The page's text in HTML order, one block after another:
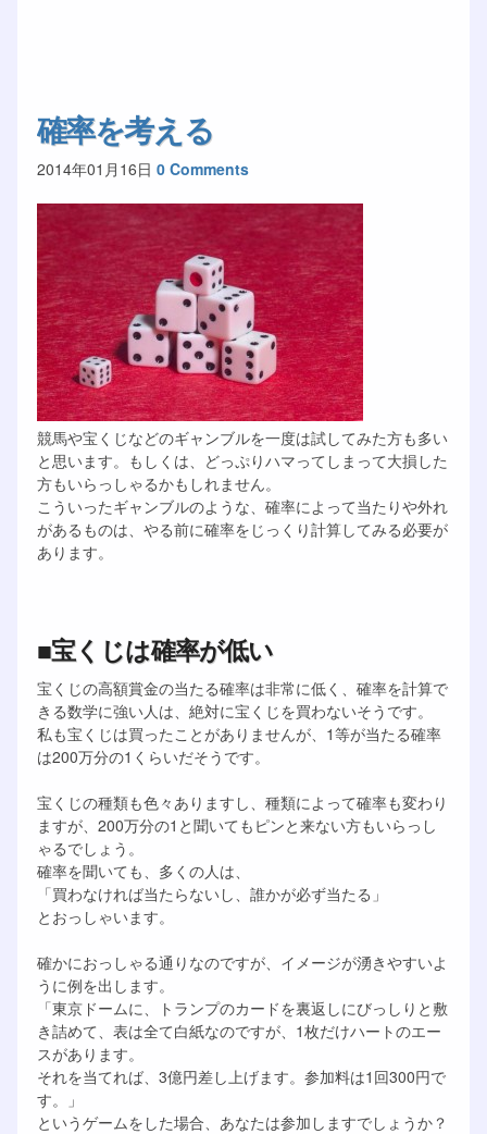
確率を考える
2014年01月16日 0 Comments
競馬や宝くじなどのギャンブルを一度は試してみた方も多い
と思います。もしくは、どっぷりハマってしまって大損した
方もいらっしゃるかもしれません。
こういったギャンブルのような、確率によって当たりや外れ
があるものは、やる前に確率をじっくり計算してみる必要が
あります。
■宝くじは確率が低い
宝くじの高額賞金の当たる確率は非常に低く、確率を計算で
きる数学に強い人は、絶対に宝くじを買わないそうです。
私も宝くじは買ったことがありませんが、1等が当たる確率
は200万分の1くらいだそうです。
宝くじの種類も色々ありますし、種類によって確率も変わり
ますが、200万分の1と聞いてもピンと来ない方もいらっし
ゃるでしょう。
確率を聞いても、多くの人は、
「買わなければ当たらないし、誰かが必ず当たる」
とおっしゃいます。
確かにおっしゃる通りなのですが、イメージが湧きやすいよ
うに例を出します。
「東京ドームに、トランプのカードを裏返しにびっしりと敷
き詰めて、表は全て白紙なのですが、1枚だけハートのエー
スがあります。
それを当てれば、3億円差し上げます。参加料は1回300円で
す。」
というゲームをした場合、あなたは参加しますでしょうか？